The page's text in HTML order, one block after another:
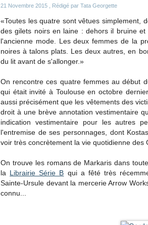
21 Novembre 2015 , Rédigé par Tata Georgette
«Toutes les quatre sont vêtues simplement,
des gilets noirs en laine : dehors il bruine
l'ancienne mode. Les deux femmes de la
noires à talons plats. Les deux autres, en
du lit avant de s'allonger.»
On rencontre ces quatre femmes au début
qui était invité à Toulouse en octobre
aussi précisément que les vêtements des
droit à une brève annotation vestimentaire
indication vestimentaire pour les autres
l'entremise de ses personnages, dont
voir très concrètement la vie quotidienne des
On trouve les romans de Markaris dans
la Librairie Série B qui a fêté très
Sainte-Ursule devant la mercerie Arrow
connu...